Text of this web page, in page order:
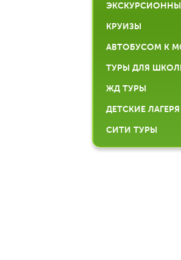
КРУИЗЫ
АВТОБУСОМ К
ТУРЫ ДЛЯ
ЖД ТУРЫ
ДЕТСКИЕ ЛАГЕРЯ
СИТИ ТУРЫ